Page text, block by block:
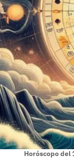
Horóscopo del